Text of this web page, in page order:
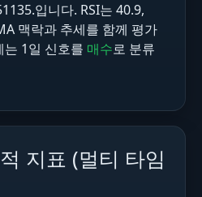
입니다. RSI는 40.9,
맥락과 추세를 함께 평가
는 1일 신호를 매수로 분류
지표 (멀티 타임